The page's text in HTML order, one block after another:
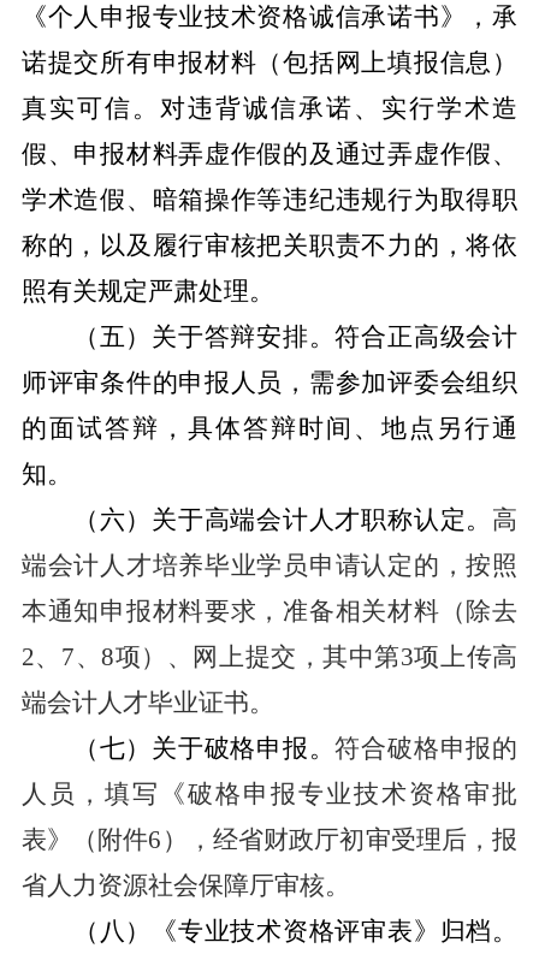
《个人申报专业技术资格诚信承诺书》，承
诺提交所有申报材料（包括网上填报信息）
真实可信。对违背诚信承诺、实行学术造
假、申报材料弄虚作假的及通过弄虚作假、
学术造假、暗箱操作等违纪违规行为取得职
称的，以及履行审核把关职责不力的，将依
照有关规定严肃处理。
（五）关于答辩安排。符合正高级会计
师评审条件的申报人员，需参加评委会组织
的面试答辩，具体答辩时间、地点另行通
知。
（六）关于高端会计人才职称认定。 高
端会计人才培养毕业学员申请认定的，按照
本通知申报材料要求，准备相关材料（除去
2、 7、8项）、网上提交，其中第3项上传高
端会计人才毕业证书。
（七）关于破格申报。符合破格申报的
人员，填写《破格申报专业技术资格审批
表》（附件6 ），经省财政厅初审受理后，报
省人力资源社会保障厅审核。
（八）《专业技术资格评审表》归档。